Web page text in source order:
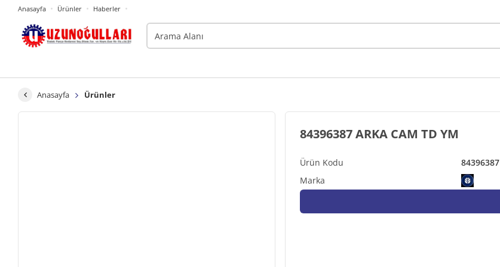
Anasayfa Ürünler Haberler
Anasayfa Ürünler
84396387
84396387 ARKA CAM TD YM